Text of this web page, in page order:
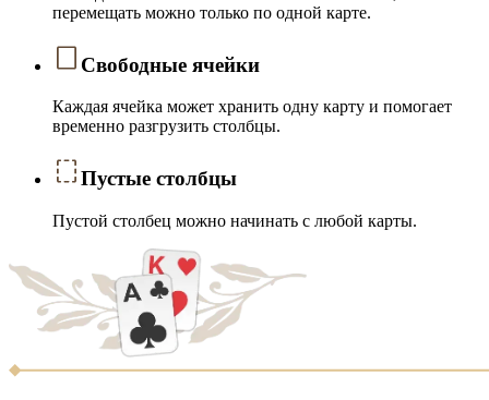
перемещать можно только по одной карте.
Свободные ячейки
Каждая ячейка может хранить одну карту и помогает
временно разгрузить столбцы.
Пустые столбцы
Пустой столбец можно начинать с любой карты.